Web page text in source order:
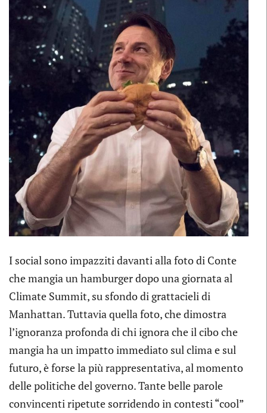
I social sono impazziti davanti alla foto di Conte
che mangia un hamburger dopo una giornata al
Climate Summit, su sfondo di grattacieli di
Manhattan. Tuttavia quella foto, che dimostra
l’ignoranza profonda di chi ignora che il cibo che
mangia ha un impatto immediato sul clima e sul
futuro, è forse la più rappresentativa, al momento
delle politiche del governo. Tante belle parole
convincenti ripetute sorridendo in contesti “cool”